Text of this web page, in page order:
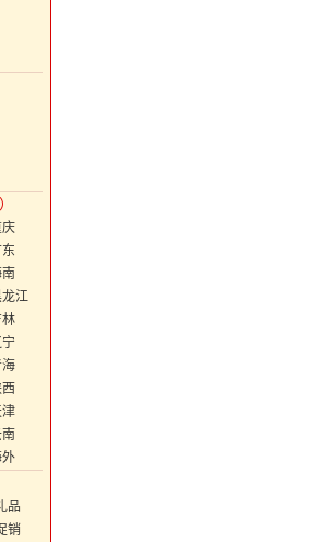
庆
东
南
龙江
林
宁
海
西
津
南
外
品
销